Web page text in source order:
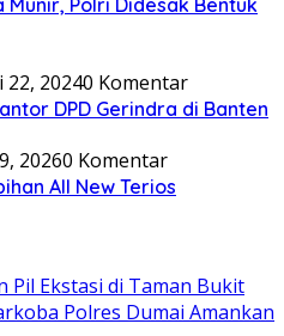
22, 20240 Komentar
DPD Gerindra di Banten
20260 Komentar
All New Terios